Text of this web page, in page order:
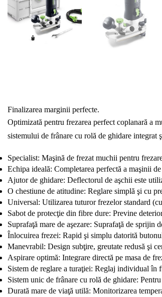
Finalizarea marginii perfecte.
Optimizată pentru frezarea perfect coplanară a
sistemului de frânare cu rolă de ghidare
Specialist: Maşină de frezat muchii pentru
Echipa ideală: Completarea perfectă a maşinii
Ajutor de ghidare: Deflectorul de aşchii este
O chestiune de atitudine: Reglare simplă şi cu
Universal: Utilizarea tuturor frezelor standard
Sabot de protecţie din fibre dure: Previne
Suprafaţă mare de aşezare: Suprafaţă de sprijin
Înlocuirea frezei: Rapid şi simplu datorită
Manevrabil: Design subţire, greutate redusă şi
Aspirare optimă: Integrare directă pe masa de
Sistem de reglare a turaţiei: Reglaj individual în
Sistem unic de frânare cu rolă de ghidare:
Durată mare de viaţă utilă: Monitorizarea